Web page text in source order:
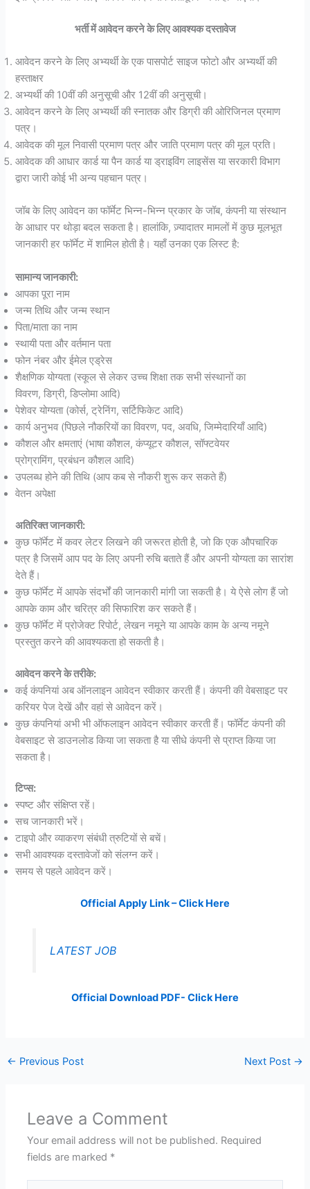
भर्ती में आवेदन करने के लिए आवश्यक दस्तावेज
आवेदन करने के लिए अभ्यर्थी के एक पासपोर्ट साइज फोटो और अभ्यर्थी की
हस्ताक्षर
अभ्यर्थी की 10वीं की अनुसूची और 12वीं की अनुसूची।
आवेदन करने के लिए अभ्यर्थी की स्नातक और डिग्री की ओरिजिनल प्रमाण
पत्र।
आवेदक की मूल निवासी प्रमाण पत्र और जाति प्रमाण पत्र की मूल प्रति।
आवेदक की आधार कार्ड या पैन कार्ड या ड्राइविंग लाइसेंस या सरकारी विभाग
द्वारा जारी कोई भी अन्य पहचान पत्र।
जॉब के लिए आवेदन का फॉर्मेट भिन्न-भिन्न प्रकार के जॉब, कंपनी या संस्थान
के आधार पर थोड़ा बदल सकता है। हालांकि, ज़्यादातर मामलों में कुछ मूलभूत
जानकारी हर फॉर्मेट में शामिल होती है। यहाँ उनका एक लिस्ट है:
सामान्य जानकारी:
आपका पूरा नाम
जन्म तिथि और जन्म स्थान
पिता/माता का नाम
स्थायी पता और वर्तमान पता
फोन नंबर और ईमेल एड्रेस
शैक्षणिक योग्यता (स्कूल से लेकर उच्च शिक्षा तक सभी संस्थानों का
विवरण, डिग्री, डिप्लोमा आदि)
पेशेवर योग्यता (कोर्स, ट्रेनिंग, सर्टिफिकेट आदि)
कार्य अनुभव (पिछले नौकरियों का विवरण, पद, अवधि, जिम्मेदारियाँ आदि)
कौशल और क्षमताएं (भाषा कौशल, कंप्यूटर कौशल, सॉफ्टवेयर
प्रोग्रामिंग, प्रबंधन कौशल आदि)
उपलब्ध होने की तिथि (आप कब से नौकरी शुरू कर सकते हैं)
वेतन अपेक्षा
अतिरिक्त जानकारी:
कुछ फॉर्मेट में कवर लेटर लिखने की जरूरत होती है, जो कि एक औपचारिक
पत्र है जिसमें आप पद के लिए अपनी रुचि बताते हैं और अपनी योग्यता का सारांश
देते हैं।
कुछ फॉर्मेट में आपके संदर्भों की जानकारी मांगी जा सकती है। ये ऐसे लोग हैं जो
आपके काम और चरित्र की सिफारिश कर सकते हैं।
कुछ फॉर्मेट में प्रोजेक्ट रिपोर्ट, लेखन नमूने या आपके काम के अन्य नमूने
प्रस्तुत करने की आवश्यकता हो सकती है।
आवेदन करने के तरीके:
कई कंपनियां अब ऑनलाइन आवेदन स्वीकार करती हैं। कंपनी की वेबसाइट पर
करियर पेज देखें और वहां से आवेदन करें।
कुछ कंपनियां अभी भी ऑफलाइन आवेदन स्वीकार करती हैं। फॉर्मेट कंपनी की
वेबसाइट से डाउनलोड किया जा सकता है या सीधे कंपनी से प्राप्त किया जा
सकता है।
टिप्स:
स्पष्ट और संक्षिप्त रहें।
सच जानकारी भरें।
टाइपो और व्याकरण संबंधी त्रुटियों से बचें।
सभी आवश्यक दस्तावेजों को संलग्न करें।
समय से पहले आवेदन करें।
Official Apply Link – Click Here
LATEST JOB
Official Download PDF- Click Here
← Previous Post Next Post →
Leave a Comment
Your email address will not be published. Required
fields are marked *